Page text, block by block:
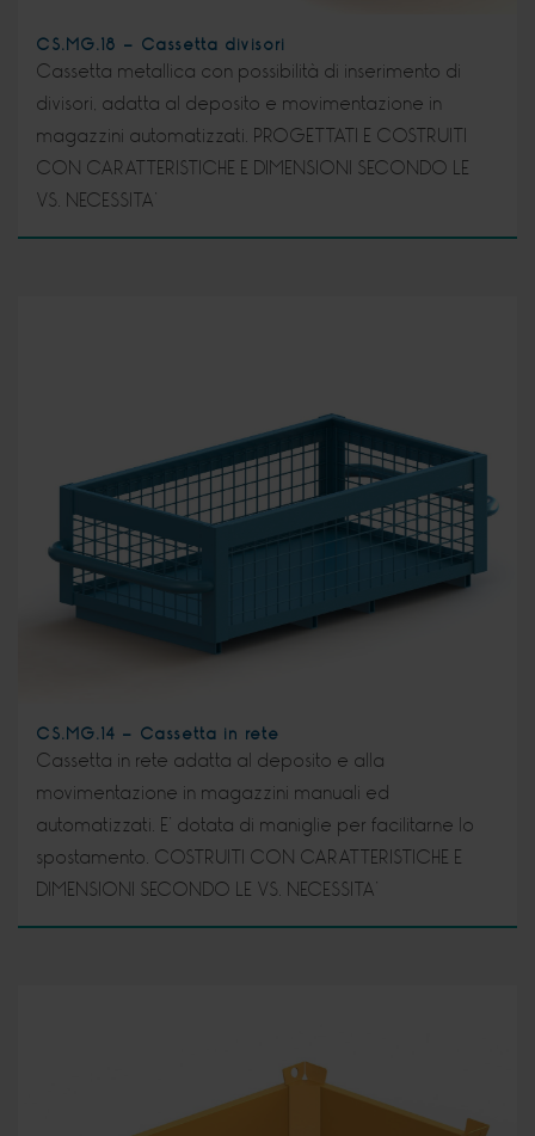
CS.MG.18 - Cassetta divisori
Cassetta metallica con possibilità di inserimento di
divisori, adatta al deposito e movimentazione in
magazzini automatizzati. PROGETTATI E COSTRUITI
CON CARATTERISTICHE E DIMENSIONI SECONDO LE
VS. NECESSITA’
CS.MG.14 - Cassetta in rete
Cassetta in rete adatta al deposito e alla
movimentazione in magazzini manuali ed
automatizzati. E’ dotata di maniglie per facilitarne lo
spostamento. COSTRUITI CON CARATTERISTICHE E
DIMENSIONI SECONDO LE VS. NECESSITA’